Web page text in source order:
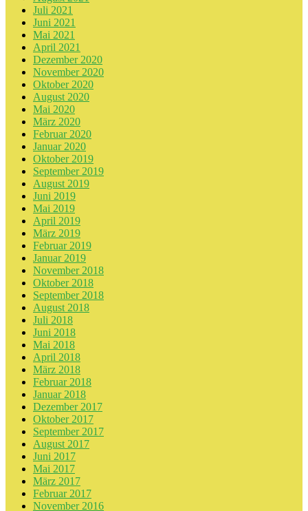
Juli 2021
Juni 2021
Mai 2021
April 2021
Dezember 2020
November 2020
Oktober 2020
August 2020
Mai 2020
März 2020
Februar 2020
Januar 2020
Oktober 2019
September 2019
August 2019
Juni 2019
Mai 2019
April 2019
März 2019
Februar 2019
Januar 2019
November 2018
Oktober 2018
September 2018
August 2018
Juli 2018
Juni 2018
Mai 2018
April 2018
März 2018
Februar 2018
Januar 2018
Dezember 2017
Oktober 2017
September 2017
August 2017
Juni 2017
Mai 2017
März 2017
Februar 2017
November 2016